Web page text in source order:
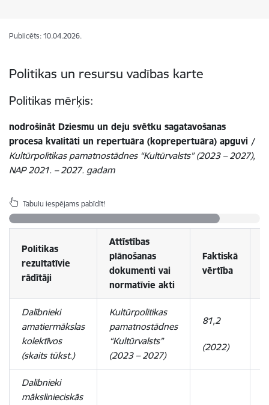
Publicēts: 10.04.2026.
Politikas un resursu vadības karte
Politikas mērķis:
nodrošināt Dziesmu un deju svētku sagatavošanas
procesa kvalitāti un repertuāra (koprepertuāra) apguvi /
Kultūrpolitikas pamatnostādnes “Kultūrvalsts” (2023 – 2027),
NAP 2021. – 2027. gadam
Tabulu iespējams pabīdīt!
Politikas
rezultatīvie
rādītāji
Attīstības
plānošanas
dokumenti vai
normatīvie akti
Faktiskā
vērtība
Dalībnieki
amatiermākslas
kolektīvos
(skaits tūkst.)
Kultūrpolitikas
pamatnostādnes
“Kultūrvalsts”
(2023 –2027)
81,2
(2022)
Dalībnieki
mākslinieciskās